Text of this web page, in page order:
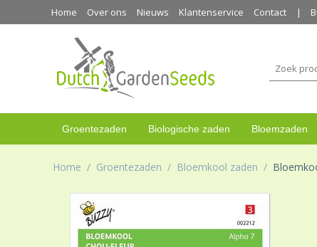
Home Over ons Nieuws Klantenservice Contact
Groentezaden Biologische zaden Bloemzaden
Home / Groentezaden / Bloemkool zaden /